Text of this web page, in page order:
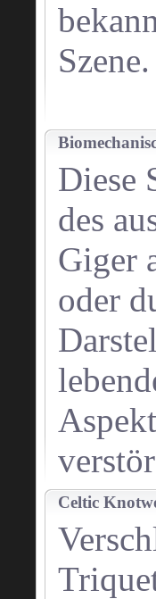
Szene.
Diese
des
Giger
oder
Celtic